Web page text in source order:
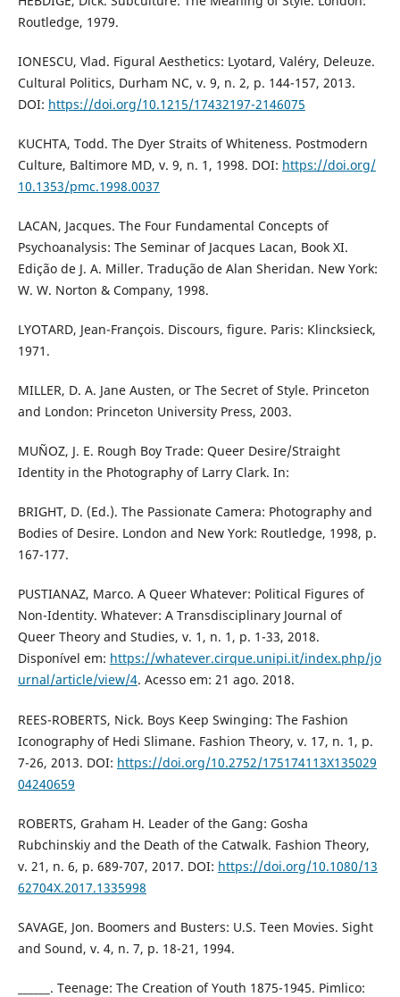
Routledge, 1979.
IONESCU, Vlad. Figural Aesthetics: Lyotard, Valéry, Deleuze.
Cultural Politics, Durham NC, v. 9, n. 2, p. 144-157, 2013.
DOI: https://doi.org/10.1215/17432197-2146075
KUCHTA, Todd. The Dyer Straits of Whiteness. Postmodern
Culture, Baltimore MD, v. 9, n. 1, 1998. DOI: https://doi.org/
10.1353/pmc.1998.0037
LACAN, Jacques. The Four Fundamental Concepts of
Psychoanalysis: The Seminar of Jacques Lacan, Book XI.
Edição de J. A. Miller. Tradução de Alan Sheridan. New York:
W. W. Norton & Company, 1998.
LYOTARD, Jean-François. Discours, figure. Paris: Klincksieck,
1971.
MILLER, D. A. Jane Austen, or The Secret of Style. Princeton
and London: Princeton University Press, 2003.
MUÑOZ, J. E. Rough Boy Trade: Queer Desire/Straight
Identity in the Photography of Larry Clark. In:
BRIGHT, D. (Ed.). The Passionate Camera: Photography and
Bodies of Desire. London and New York: Routledge, 1998, p.
167-177.
PUSTIANAZ, Marco. A Queer Whatever: Political Figures of
Non-Identity. Whatever: A Transdisciplinary Journal of
Queer Theory and Studies, v. 1, n. 1, p. 1-33, 2018.
Disponível em: https://whatever.cirque.unipi.it/index.php/jo
urnal/article/view/4. Acesso em: 21 ago. 2018.
REES-ROBERTS, Nick. Boys Keep Swinging: The Fashion
Iconography of Hedi Slimane. Fashion Theory, v. 17, n. 1, p.
7-26, 2013. DOI: https://doi.org/10.2752/175174113X135029
04240659
ROBERTS, Graham H. Leader of the Gang: Gosha
Rubchinskiy and the Death of the Catwalk. Fashion Theory,
v. 21, n. 6, p. 689-707, 2017. DOI: https://doi.org/10.1080/13
62704X.2017.1335998
SAVAGE, Jon. Boomers and Busters: U.S. Teen Movies. Sight
and Sound, v. 4, n. 7, p. 18-21, 1994.
______. Teenage: The Creation of Youth 1875-1945. Pimlico: